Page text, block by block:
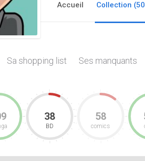
Accueil Collection
Sa shopping list Ses manquants
38
BD
58
comics